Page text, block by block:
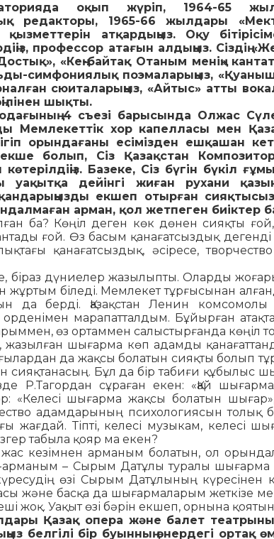
оқып жүріп, 1964-65
редакторы, 1965-66 жылдары
қыз­меттерін атқардыңыз. Оқу
профессор атағын алдыңыз. Сіздің
«Кең-бай­тақ Отаным менің»
симфониялық поэ­маларыңыз,
сюиталарыңыз, «Айтыс» атты
шықты.
4 съезі ба­ры­сында Олжас
Мемлекеттік хор капелласы мен
орындағаны есімізден ешқашан
болып, Сіз Қазақстан
Базеке, Сіз бүгін бүкіл
уа­қытқа дейінгі жиған рухани
ек­шеп отырған
арман, қол жетпеген биіктер
ба? Көңіл де­ген көк дөнен сияқты
ғой. Өз басым қанағатсыздық
қа­нағатсыздық, әсіресе,
дүниелер жа­зылыпты. Оларды
жұртым бі­леді. Мемлекет тұрғысынан
да бер­ді. Қазақстан Ленин
ма­рапатталдым. Бұйырған
өз ор­таммен салыстырғанда көңіл
жазылған шы­­ғар­ма көп адамды
да жақсы болатын сияқты болып
сияқ­танасың. Бұл да бір табиғи құбылыс
Р.Тагордан сұраған екен: «Қай
«Келесі шы­ғарма жақсы болатын
адамдарының пси­хологиясын толық
жағдай. Тіпті, келесі му­зыкам, келесі
табыла қояр ма екен?
кезімнен ар­ма­ным болатын, ол
арманым – Сы­рым Датұлы туралы шығарма
өзі Сы­рым Датұлының
және басқа да шығармаларым жеткізе
жоқ. Уақыт өзі бәрін екшеп, орнына
Қазақ опера жә­не балет
белгілі бір буын­ның өнердегі ортақ